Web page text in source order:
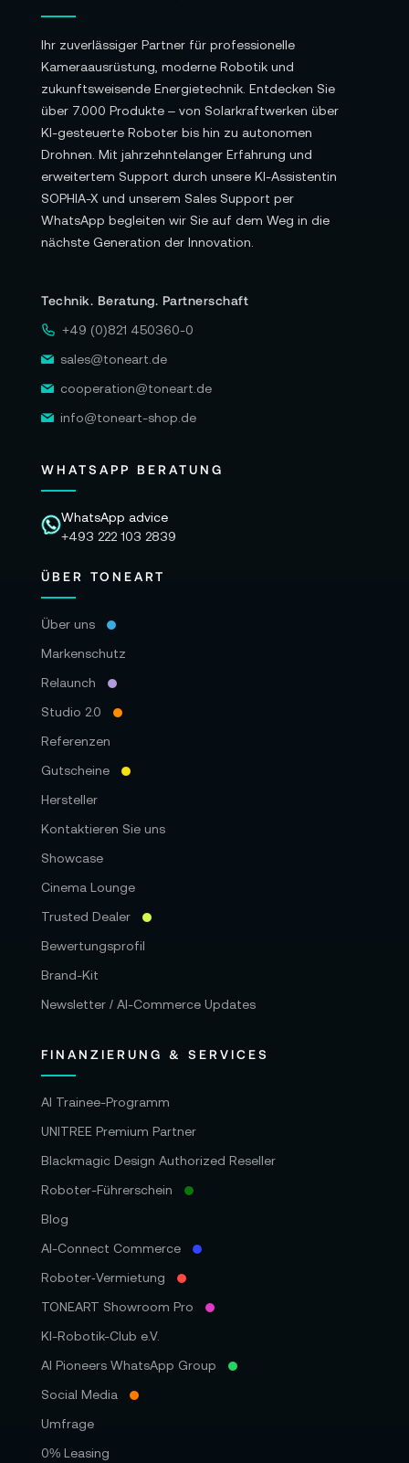
Ihr zuverlässiger Partner für professionelle
Kameraausrüstung, moderne Robotik und
zukunftsweisende Energietechnik. Entdecken Sie
über 7.000 Produkte – von Solarkraftwerken über
KI-gesteuerte Roboter bis hin zu autonomen
Drohnen. Mit jahrzehntelanger Erfahrung und
erweitertem Support durch unsere KI-Assistentin
SOPHIA-X und unserem Sales Support per
WhatsApp begleiten wir Sie auf dem Weg in die
nächste Generation der Innovation.
Technik. Beratung. Partnerschaft
+49 (0)821 450360-0
sales@toneart.de
cooperation@toneart.de
info@toneart-shop.de
WHATSAPP BERATUNG
WhatsApp advice
+493 222 103 2839
ÜBER TONEART
Über uns
Markenschutz
Relaunch
Studio 2.0
Referenzen
Gutscheine
Hersteller
Kontaktieren Sie uns
Showcase
Cinema Lounge
Trusted Dealer
Bewertungsprofil
Brand-Kit
Newsletter / AI-Commerce Updates
FINANZIERUNG & SERVICES
AI Trainee-Programm
UNITREE Premium Partner
Blackmagic Design Authorized Reseller
Roboter-Führerschein
Blog
AI-Connect Commerce
Roboter‑Vermietung
TONEART Showroom Pro
KI-Robotik-Club e.V.
AI Pioneers WhatsApp Group
Social Media
Umfrage
0% Leasing